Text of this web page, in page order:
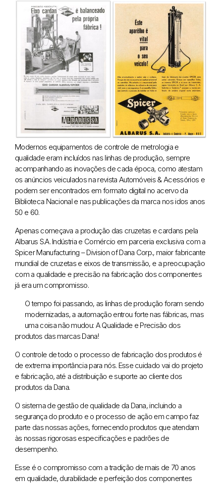
Modernos equipamentos de controle de metrologia e
qualidade eram incluídos nas linhas de produção, sempre
acompanhando as inovações de cada época, como atestam
os anúncios veiculados na revista Automóveis & Acessórios e
podem ser encontrados em formato digital no acervo da
Biblioteca Nacional e nas publicações da marca nos idos anos
50 e 60.
Apenas começava a produção das cruzetas e cardans pela
Albarus S.A. Indústria e Comércio em parceria exclusiva com a
Spicer Manufacturing – Division of Dana Corp., maior fabricante
mundial de cruzetas e eixos de transmissão, e a preocupação
com a qualidade e precisão na fabricação dos componentes
já era um compromisso.
O tempo foi passando, as linhas de produção foram sendo
modernizadas, a automação entrou forte nas fábricas, mas
uma coisa não mudou: A Qualidade e Precisão dos
produtos das marcas Dana!
O controle de todo o processo de fabricação dos produtos é
de extrema importância para nós. Esse cuidado vai do projeto
e fabricação, até a distribuição e suporte ao cliente dos
produtos da Dana.
O sistema de gestão de qualidade da Dana, incluindo a
segurança do produto e o processo de ação em campo faz
parte das nossas ações, fornecendo produtos que atendam
às nossas rigorosas especificações e padrões de
desempenho.
Esse é o compromisso com a tradição de mais de 70 anos
em qualidade, durabilidade e perfeição dos componentes